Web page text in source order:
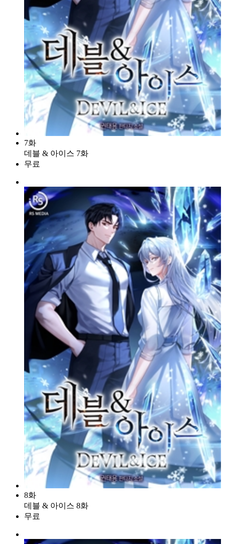
7화
데블 & 아이스 7화
무료
8화
데블 & 아이스 8화
무료